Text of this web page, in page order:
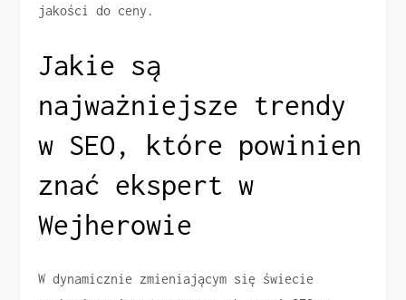
jakości do ceny.
Jakie są
najważniejsze trendy
w SEO, które powinien
znać ekspert w
Wejherowie
W dynamicznie zmieniającym się świecie